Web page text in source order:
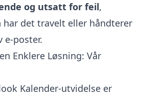
og utsatt for feil,
har det travelt eller håndterer
e-poster.
Enklere Løsning: Vår
Kalender-utvidelse er